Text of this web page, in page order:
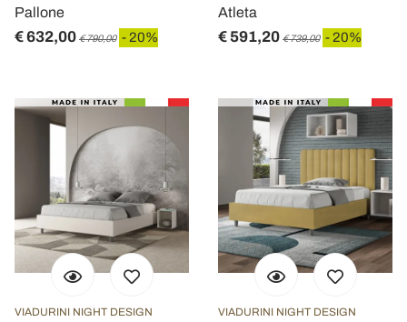
Pallone
€ 632,00 € 790,00 - 20%
Atleta
€ 591,20 € 739,00 - 20%
VIADURINI NIGHT DESIGN VIADURINI NIGHT DESIGN